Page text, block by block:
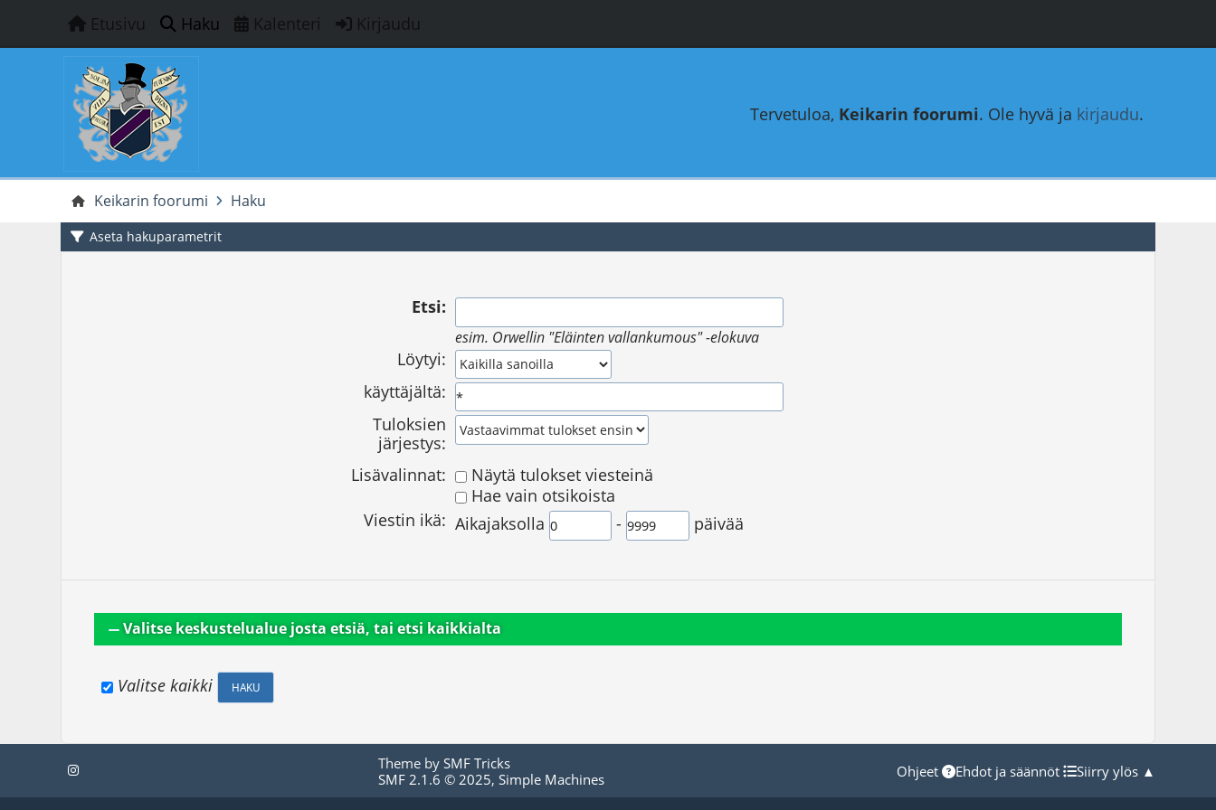
Etusivu Haku Kalenteri Kirjaudu
Tervetuloa, Keikarin foorumi. Ole hyvä ja kirjaudu.
Keikarin foorumi Haku
Aseta hakuparametrit
Etsi:
esim. Orwellin "Eläinten vallankumous" -elokuva
Löytyi:
käyttäjältä:
Tuloksien
järjestys:
Lisävalinnat:
Näytä tulokset viesteinä
Hae vain otsikoista
Viestin ikä: Aikajaksolla - päivää
Valitse keskustelualue josta etsiä, tai etsi kaikkialta
Valitse kaikki
Theme by SMF Tricks
SMF 2.1.6 © 2025, Simple Machines Ohjeet Ehdot ja säännöt Siirry ylös ▲